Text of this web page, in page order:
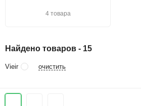
4 товара
Найдено товаров - 15
Vieir очистить